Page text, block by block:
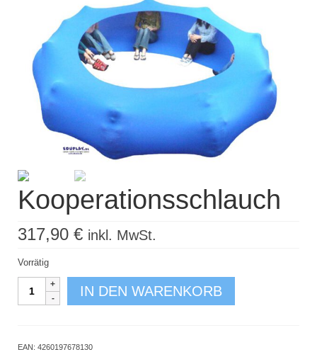
Zahlungsarten
Versandarten
Kisus Katalog anfordern
Newsletter
Kontakt
Log In / Mein Konto
Products
search
Kooperationsschlauch
317,90 € inkl. MwSt.
Vorrätig
Kooperationsschlauch
Menge
IN DEN WARENKORB
EAN: 4260197678130